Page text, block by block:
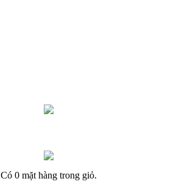
Có 0 mặt hàng trong giỏ.